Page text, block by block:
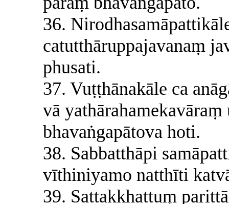
36.
catutthāruppajavanaṃ
phusati.
37. Vuṭṭhānakāle ca
vā
bhavaṅgapātova hoti.
38. Sabbatthāpi
vīthiniyamo natthīti
39. Sattakkhattuṃ